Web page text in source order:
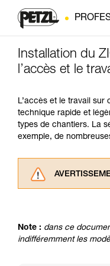
Installation du
l’accès et le
L’accès et le travail sur
technique rapide et
types de chantiers. La
exemple, de
informations
pouvoir
Note : dans ce
indifféremment les